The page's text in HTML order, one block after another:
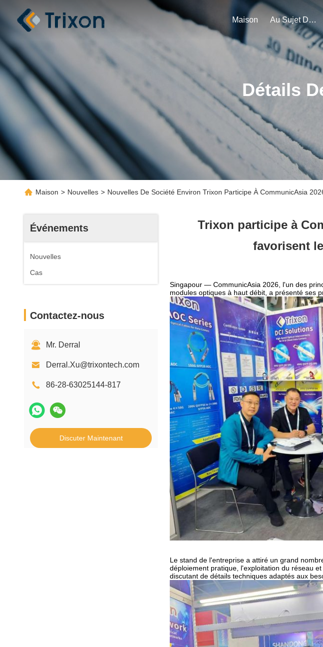
Maison Au Sujet De Nous
Détails
Maison > Nouvelles > Nouvelles De Société Environ Trixon Participe À CommunicAsia
Événements
Nouvelles
Cas
Contactez-nous
Mr. Derral
Derral.Xu@trixontech.com
86-28-63025144-817
Discuter Maintenant
Trixon participe à
favorisent
Singapour — CommunicAsia 2026, l'un des
modules optiques à haut débit, a présenté ses
Le stand de l'entreprise a attiré un grand
déploiement pratique, l'exploitation du réseau
discutant de détails techniques adaptés aux